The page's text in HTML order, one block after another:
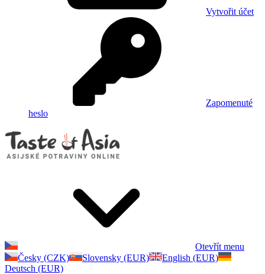
Vytvořit účet
Zapomenuté
heslo
Otevřít menu
Česky (CZK)
Slovensky (EUR)
English (EUR)
Deutsch (EUR)